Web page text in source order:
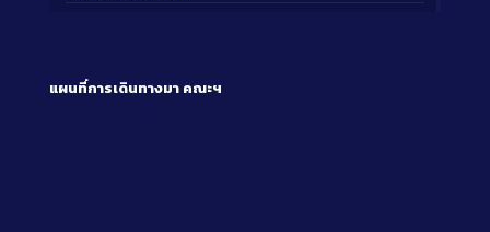
แผนที่การเดินทางมา คณะฯ